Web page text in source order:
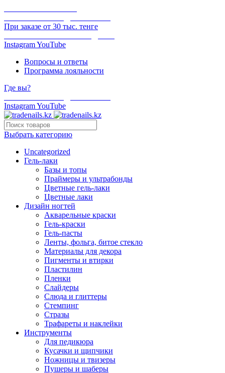
При заказе от 30 тыс. тенге
InstagramYouTube
Вопросы и ответы
Программа лояльности
Где вы?
InstagramYouTube
Выбрать категорию
Uncategorized
Гель-лаки
Базы и топы
Праймеры и ультрабонды
Цветные гель-лаки
Цветные лаки
Дизайн ногтей
Акварельные краски
Гель-краски
Гель-пасты
Ленты, фольга, битое стекло
Материалы для декора
Пигменты и втирки
Пластилин
Пленки
Слайдеры
Слюда и глиттеры
Стемпинг
Стразы
Трафареты и наклейки
Инструменты
Для педикюра
Кусачки и щипчики
Ножницы и твизеры
Пушеры и шаберы